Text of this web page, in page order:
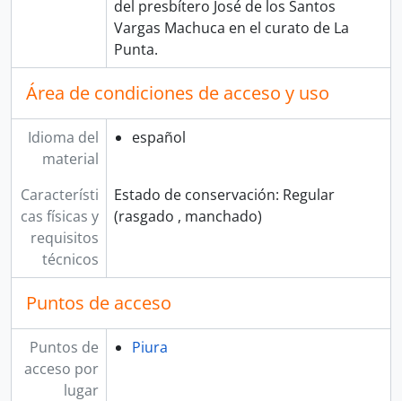
del presbítero José de los Santos
Vargas Machuca en el curato de La
Punta.
Área de condiciones de acceso y uso
Idioma del
material
español
Característi
cas físicas y
requisitos
técnicos
Estado de conservación: Regular
(rasgado , manchado)
Puntos de acceso
Puntos de
acceso por
lugar
Piura